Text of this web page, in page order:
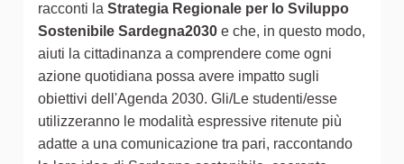
racconti la Strategia Regionale per lo Sviluppo
Sostenibile Sardegna2030 e che, in questo modo,
aiuti la cittadinanza a comprendere come ogni
azione quotidiana possa avere impatto sugli
obiettivi dell'Agenda 2030. Gli/Le studenti/esse
utilizzeranno le modalità espressive ritenute più
adatte a una comunicazione tra pari, raccontando